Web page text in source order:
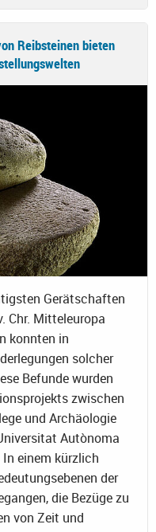
Reibsteinen bieten
Gerätschaften
Chr. Mitteleuropa
konnten in
solcher
Befunde wurden
zwischen
und Archäologie
Autònoma
einem kürzlich
der
die Bezüge zu
von Zeit und